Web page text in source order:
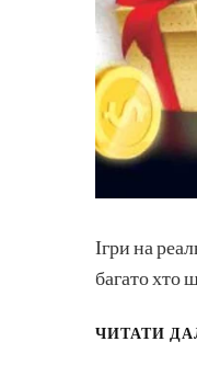
Ігри на
багато хто
ЧИТАТИ